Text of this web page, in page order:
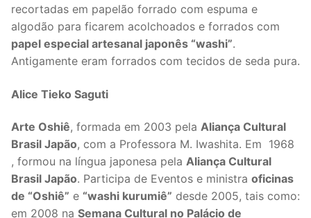
recortadas em papelão forrado com espuma e
algodão para ficarem acolchoados e forrados com
papel especial artesanal japonês “washi”.
Antigamente eram forrados com tecidos de seda pura.
Alice Tieko Saguti
Arte Oshiê, formada em 2003 pela Aliança Cultural
Brasil Japão, com a Professora M. Iwashita. Em 1968
, formou na língua japonesa pela Aliança Cultural
Brasil Japão. Participa de Eventos e ministra oficinas
de “Oshiê” e “washi kurumiê” desde 2005, tais como:
em 2008 na Semana Cultural no Palácio de